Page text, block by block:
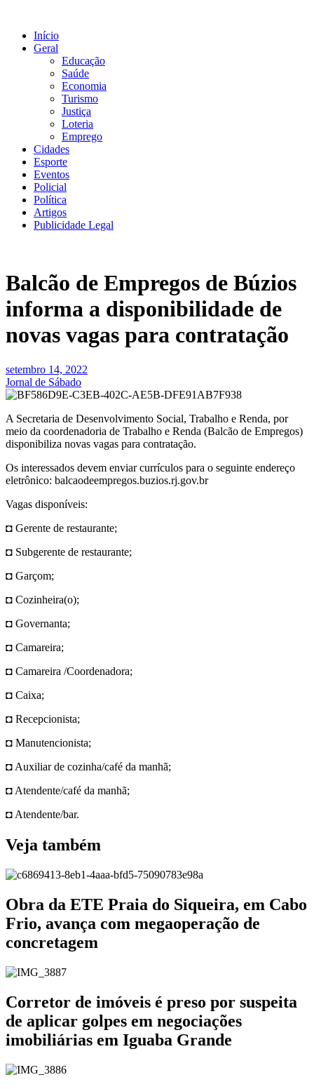
conteúdo
Início
Geral
Educação
Saúde
Economia
Turismo
Justiça
Loteria
Emprego
Cidades
Esporte
Eventos
Policial
Política
Artigos
Publicidade Legal
Balcão de Empregos de Búzios
informa a disponibilidade de
novas vagas para contratação
setembro 14, 2022
Jornal de Sábado
A Secretaria de Desenvolvimento Social, Trabalho e Renda, por
meio da coordenadoria de Trabalho e Renda (Balcão de Empregos)
disponibiliza novas vagas para contratação.
Os interessados devem enviar currículos para o seguinte endereço
eletrônico: balcaodeempregos.buzios.rj.gov.br
Vagas disponíveis:
◘ Gerente de restaurante;
◘ Subgerente de restaurante;
◘ Garçom;
◘ Cozinheira(o);
◘ Governanta;
◘ Camareira;
◘ Camareira /Coordenadora;
◘ Caixa;
◘ Recepcionista;
◘ Manutencionista;
◘ Auxiliar de cozinha/café da manhã;
◘ Atendente/café da manhã;
◘ Atendente/bar.
Veja também
Obra da ETE Praia do Siqueira, em Cabo
Frio, avança com megaoperação de
concretagem
Corretor de imóveis é preso por suspeita
de aplicar golpes em negociações
imobiliárias em Iguaba Grande